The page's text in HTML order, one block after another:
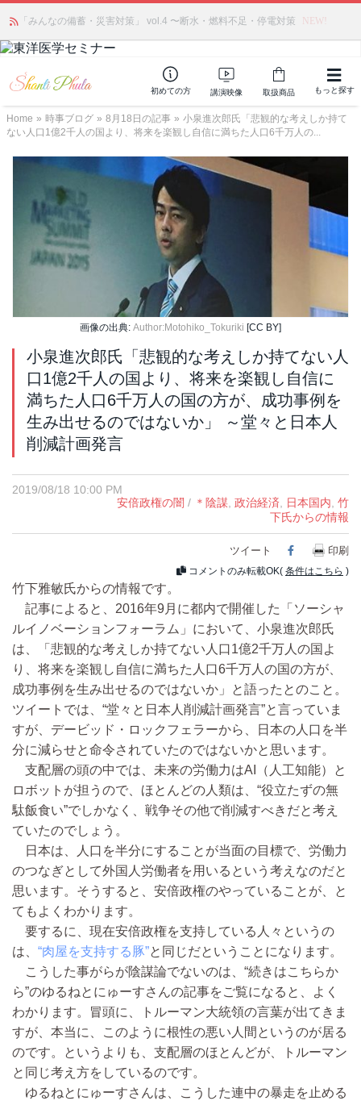
「みんなの備蓄・災害対策」 vol.4 〜断水・燃料不足・停電対策 NEW!
初めての方 講演映像 取扱商品 もっと探す
Home » 時事ブログ » 8月18日の記事 » 小泉進次郎氏「悲観的な考えしか持て
ない人口1億2千人の国より、将来を楽観し自信に満ちた人口6千万人の...
画像の出典: Author:Motohiko_Tokuriki [CC BY]
小泉進次郎氏「悲観的な考えしか持てない人
口1億2千人の国より、将来を楽観し自信に
満ちた人口6千万人の国の方が、成功事例を
生み出せるのではないか」 ～堂々と日本人
削減計画発言
2019/08/18 10:00 PM
安倍政権の闇 / ＊陰謀, 政治経済, 日本国内, 竹
下氏からの情報
ツイート Facebook
印刷
コメントのみ転載OK( 条件はこちら )
竹下雅敏氏からの情報です。
記事によると、2016年9月に都内で開催した「ソーシャ
ルイノベーションフォーラム」において、小泉進次郎氏
は、「悲観的な考えしか持てない人口1億2千万人の国よ
り、将来を楽観し自信に満ちた人口6千万人の国の方が、
成功事例を生み出せるのではないか」と語ったとのこと。
ツイートでは、“堂々と日本人削減計画発言”と言っていま
すが、デービッド・ロックフェラーから、日本の人口を半
分に減らせと命令されていたのではないかと思います。
支配層の頭の中では、未来の労働力はAI（人工知能）と
ロボットが担うので、ほとんどの人類は、“役立たずの無
駄飯食い”でしかなく、戦争その他で削減すべきだと考え
ていたのでしょう。
日本は、人口を半分にすることが当面の目標で、労働力
のつなぎとして外国人労働者を用いるという考えなのだと
思います。そうすると、安倍政権のやっていることが、と
てもよくわかります。
要するに、現在安倍政権を支持している人々というの
は、 “肉屋を支持する豚”と同じだということになります。
こうした事がらが陰謀論でないのは、“続きはこちらか
ら”のゆるねとにゅーすさんの記事をご覧になると、よく
わかります。冒頭に、トルーマン大統領の言葉が出てきま
すが、本当に、このように根性の悪い人間というのが居る
のです。というよりも、支配層のほとんどが、トルーマン
と同じ考え方をしているのです。
ゆるねとにゅーすさんは、こうした連中の暴走を止める